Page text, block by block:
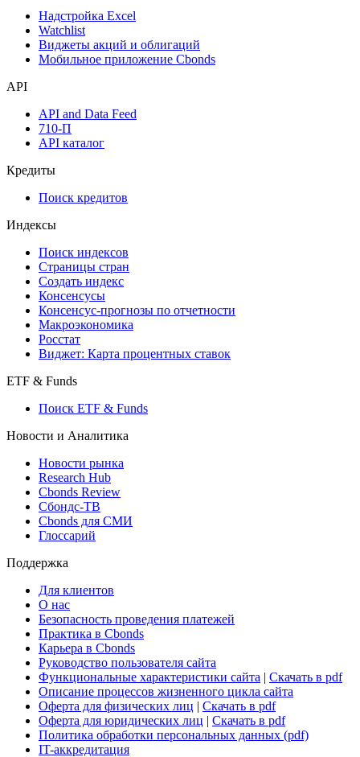
Надстройка Excel
Watchlist
Виджеты акций и облигаций
Мобильное приложение Cbonds
API
API and Data Feed
710-П
API каталог
Кредиты
Поиск кредитов
Индексы
Поиск индексов
Страницы стран
Создать индекс
Консенсусы
Консенсус-прогнозы по отчетности
Макроэкономика
Росстат
Виджет: Карта процентных ставок
ETF & Funds
Поиск ETF & Funds
Новости и Аналитика
Новости рынка
Research Hub
Cbonds Review
Сбондс-ТВ
Cbonds для СМИ
Глоссарий
Поддержка
Для клиентов
О нас
Безопасность проведения платежей
Практика в Cbonds
Карьера в Cbonds
Руководство пользователя сайта
Функциональные характеристики сайта | Скачать в pdf
Описание процессов жизненного цикла сайта
Оферта для физических лиц | Скачать в pdf
Оферта для юридических лиц | Скачать в pdf
Политика обработки персональных данных (pdf)
IT-аккредитация